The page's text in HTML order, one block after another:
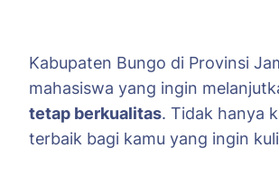
Kabupaten Bungo di Provinsi
mahasiswa yang ingin
tetap berkualitas. Tidak hanya
terbaik bagi kamu yang ingin